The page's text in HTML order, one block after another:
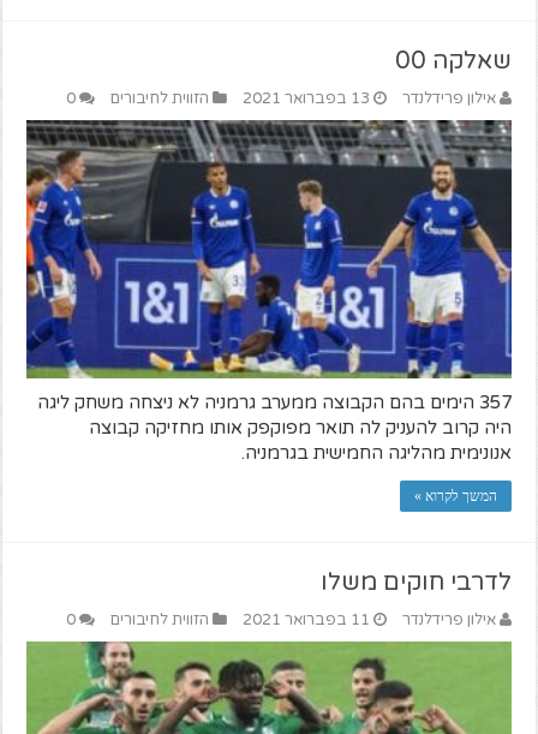
שאלקה 00
אילון פרידלנדר 13 בפברואר 2021 הזווית לחיבורים 0
357 הימים בהם הקבוצה ממערב גרמניה לא ניצחה משחק ליגה
היה קרוב להעניק לה תואר מפוקפק אותו מחזיקה קבוצה
אנונימית מהליגה החמישית בגרמניה.
המשך לקרוא »
לדרבי חוקים משלו
אילון פרידלנדר 11 בפברואר 2021 הזווית לחיבורים 0